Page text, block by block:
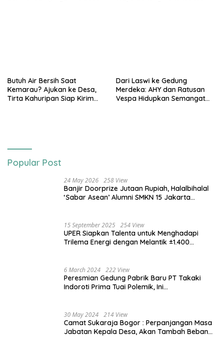
Butuh Air Bersih Saat
Kemarau? Ajukan ke Desa,
Tirta Kahuripan Siap Kirim
Dari Laswi ke Gedung
Merdeka: AHY dan Ratusan
Vespa Hidupkan Semangat
Popular Post
24 May 2026 258 View
Banjir Doorprize Jutaan Rupiah, Halalbihalal
‘Sabar Asean’ Alumni SMKN 15 Jakarta
15 September 2025 254 View
UPER Siapkan Talenta untuk Menghadapi
Trilema Energi dengan Melantik ±1.400
6 March 2024 222 View
Peresmian Gedung Pabrik Baru PT Takaki
Indoroti Prima Tuai Polemik, Ini
30 May 2024 214 View
Camat Sukaraja Bogor : Perpanjangan Masa
Jabatan Kepala Desa, Akan Tambah Beban